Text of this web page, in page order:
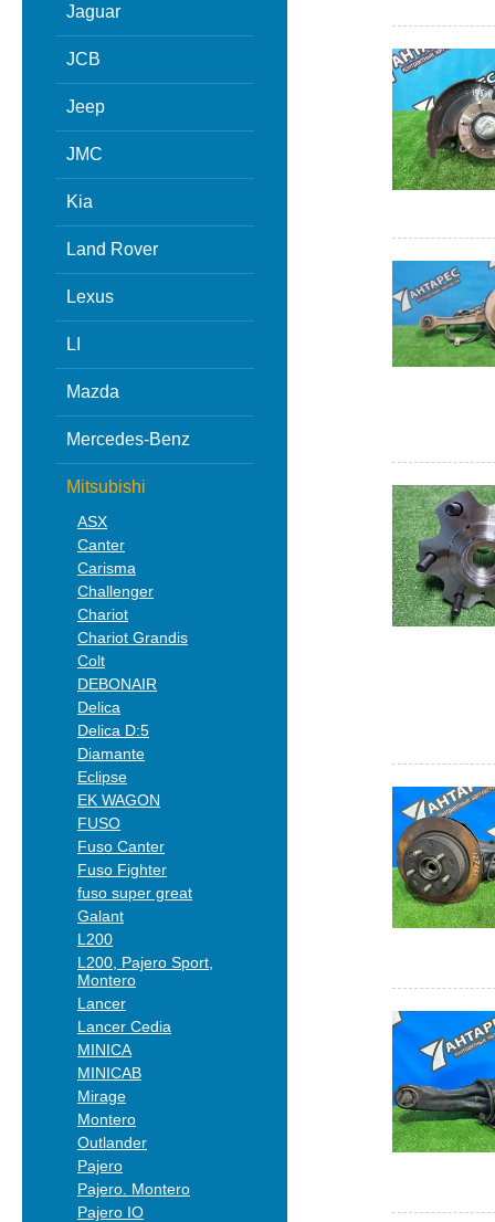
Jaguar
JCB
Jeep
JMC
Kia
Land Rover
Lexus
LI
Mazda
Mercedes-Benz
Mitsubishi
ASX
Canter
Carisma
Challenger
Chariot
Chariot Grandis
Colt
DEBONAIR
Delica
Delica D:5
Diamante
Eclipse
EK WAGON
FUSO
Fuso Canter
Fuso Fighter
fuso super great
Galant
L200
L200, Pajero Sport,
Montero
Lancer
Lancer Cedia
MINICA
MINICAB
Mirage
Montero
Outlander
Pajero
Pajero. Montero
Pajero IO